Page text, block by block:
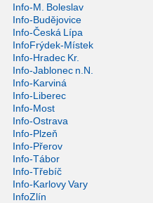
Info-M. Boleslav
Info-Budějovice
Info-Česká Lípa
InfoFrýdek-Místek
Info-Hradec Kr.
Info-Jablonec n.N.
Info-Karviná
Info-Liberec
Info-Most
Info-Ostrava
Info-Plzeň
Info-Přerov
Info-Tábor
Info-Třebíč
Info-Karlovy Vary
InfoZlín